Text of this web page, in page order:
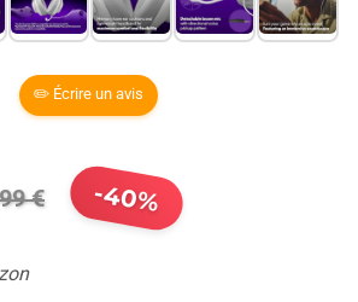
✏️ Écrire un avis
€ -40%